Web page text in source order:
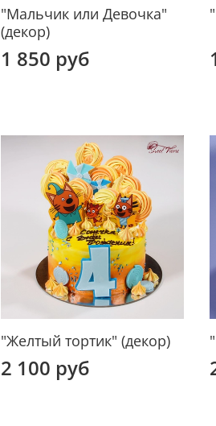
"Мальчик или Девочка"
(декор)
1 850 руб
"Желтый тортик" (декор)
2 100 руб